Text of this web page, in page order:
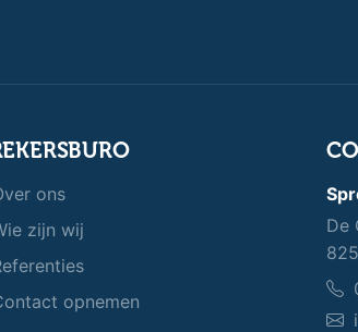
ons
zijn wij
opnemen
De